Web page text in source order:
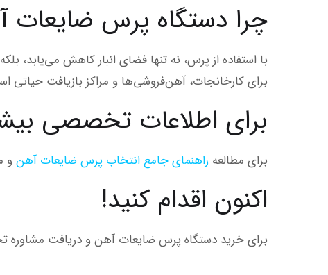
چرا دستگاه پرس
با استفاده از پرس، نه تنها فضای انبار کاهش
برای کارخانجات، آهن‌فروشی‌ها و مراکز بازیافت حیاتی
برای اطلاعات تخصصی
برای مطالعه راهنمای جامع انتخاب پرس ضایعات آهن و
اکنون اقدام کنید!
برای خرید دستگاه پرس ضایعات آهن و دریافت مشاوره